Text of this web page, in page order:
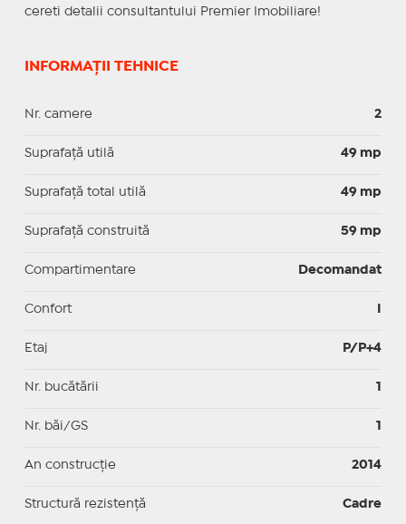
cereti detalii consultantului Premier Imobiliare!
INFORMAȚII TEHNICE
Nr. camere 2
Suprafaţă utilă 49 mp
Suprafaţă total utilă 49 mp
Suprafaţă construită 59 mp
Compartimentare Decomandat
Confort
Etaj P/P+4
Nr. bucătării 1
Nr. băi/GS 1
An construcție 2014
Structură rezistență Cadre